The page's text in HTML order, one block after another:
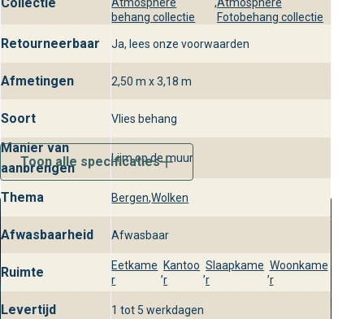
behang collectie
Fotobehang collectie
Retourneerbaar Ja, lees onze voorwaarden
Afmetingen 2,50 m x 3,18 m
Soort Vlies behang
Manier van
aanbrengen
Lijm op de muur
Thema Bergen,Wolken
Afwasbaarheid Afwasbaar
Ruimte
Eetkame
r
,
Kantoo
r
,
Slaapkame
r
,
Woonkame
r
Levertijd 1 tot 5 werkdagen
Toon alle specificaties